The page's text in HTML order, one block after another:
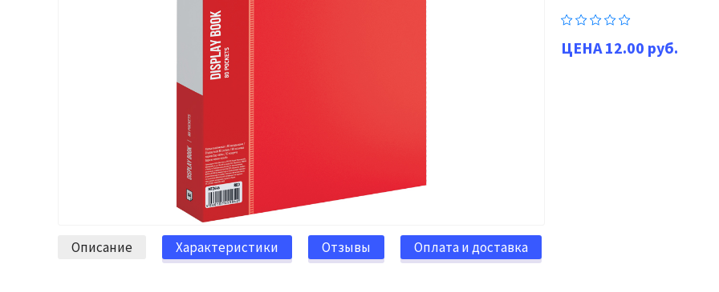
12.00 руб.
Описание Характеристики Отзывы Оплата и доставка